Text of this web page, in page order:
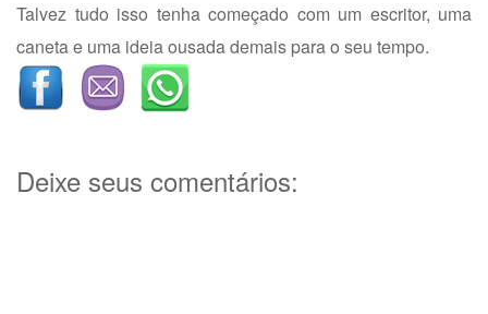
Talvez tudo isso tenha começado com um escritor, uma
caneta e uma ideia ousada demais para o seu tempo.
Deixe seus comentários: